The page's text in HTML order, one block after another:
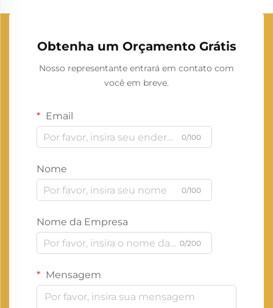
Obtenha um Orçamento Grátis
Nosso representante entrará em contato com
você em breve.
Email
0/100
Nome
0/100
Nome da Empresa
0/200
Mensagem